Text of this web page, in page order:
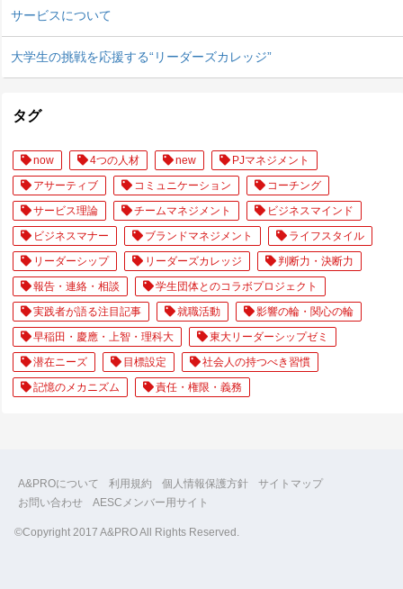
サービスについて
大学生の挑戦を応援する“リーダーズカレッジ”
タグ
now 4つの人材 new
PJマネジメント
アサーティブ
コミュニケーション
コーチング
サービス理論
チームマネジメント
ビジネスマインド
ビジネスマナー
ブランドマネジメント
ライフスタイル
リーダーシップ
リーダーズカレッジ
判断力・決断力
報告・連絡・相談
学生団体とのコラボプロジェクト
実践者が語る注目記事
就職活動
影響の輪・関心の輪
早稲田・慶應・上智・理科大
東大リーダーシップゼミ
潜在ニーズ
目標設定
社会人の持つべき習慣
記憶のメカニズム
責任・権限・義務
A&PROについて 利用規約 個人情報保護方針
サイトマップ
お問い合わせ
AESCメンバー用サイト
©Copyright 2017 A&PRO All Rights Reserved.